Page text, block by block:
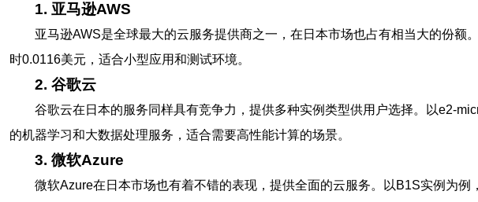
1. 亚马逊AWS
亚马逊AWS是全球最大的云服务提供商之一，在日本市场也占有相当大的份
时0.0116美元，适合小型应用和测试环境。
2. 谷歌云
谷歌云在日本的服务同样具有竞争力，提供多种实例类型供用户选择。以e2-
的机器学习和大数据处理服务，适合需要高性能计算的场景。
3. 微软Azure
微软Azure在日本市场也有着不错的表现，提供全面的云服务。以B1S实例为